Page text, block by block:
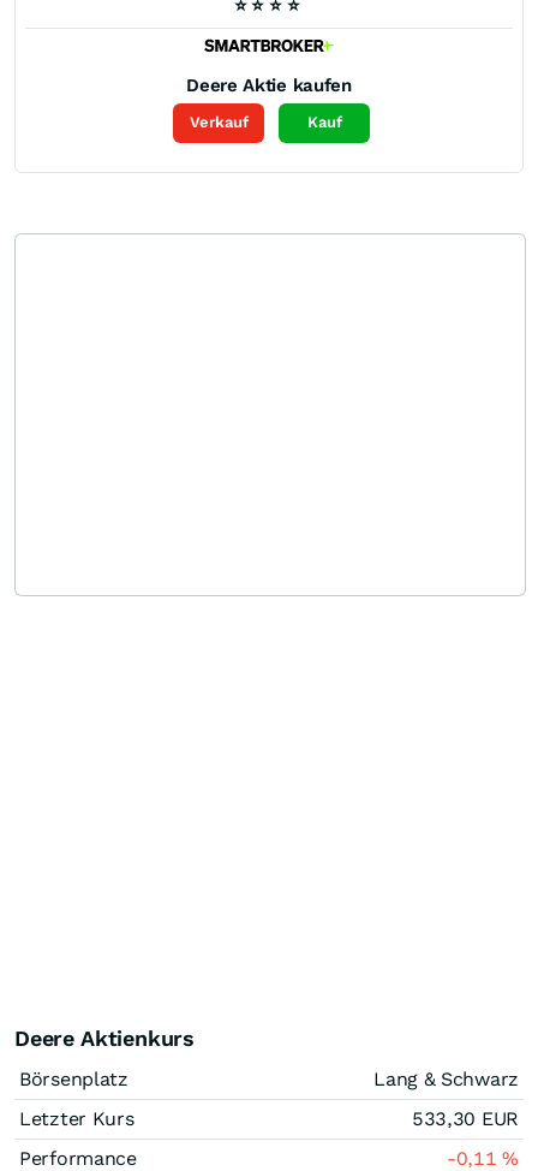
⭐ ⭐ ⭐ ⭐
Deere Aktie kaufen
Verkauf Kauf
Deere Aktienkurs
Börsenplatz
Lang & Schwarz
Letzter Kurs
533,30 EUR
Performance
-0,11%